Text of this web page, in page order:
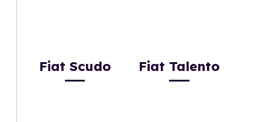
Fiat Scudo Fiat Talento